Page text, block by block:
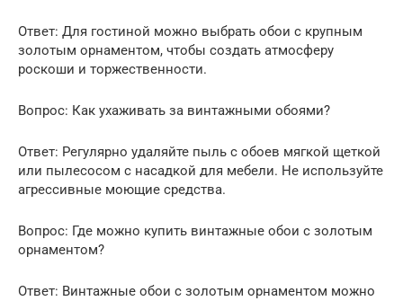
Ответ: Для гостиной можно выбрать обои с крупным
золотым орнаментом, чтобы создать атмосферу
роскоши и торжественности.
Вопрос: Как ухаживать за винтажными обоями?
Ответ: Регулярно удаляйте пыль с обоев мягкой щеткой
или пылесосом с насадкой для мебели. Не используйте
агрессивные моющие средства.
Вопрос: Где можно купить винтажные обои с золотым
орнаментом?
Ответ: Винтажные обои с золотым орнаментом можно